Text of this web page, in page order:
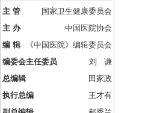
主 管
国家卫生健康委员会
主 办
中国医院协会
编 辑
《中国医院》编辑委员会
编委会主任委员
刘 谦
总编辑
田家政
执行总编
王才有